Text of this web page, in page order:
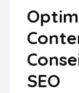
SEO